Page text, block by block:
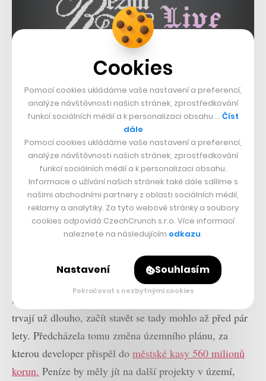
Dům bude využívat šetrné technologie, vytápět se bude
otopnými tělesy podél fasády, zatímco chlazení bude
probíhat skrze chladicí trámy. Pro osvětlení se počítá s
LED technologií, úspornost mají podpořit také trojskla.
V celé čtvrti má do budoucna bydlet a pracovat jedenáct
tisíc lidí. Hotové jsouprvní bytové domya jedna
výstavbou na Rohanu nekončí. V další etapě, blíž
centru, se počítá s pěti sty byty a třemi kancelářskými
budovami. Ačkoli plány na zástavbu pražského ostrova
trvají už dlouho, začít stavět se tady mohlo až před pár
lety. Předcházela tomu změna územního plánu, za
kterou developer přispěl do městské kasy 560 milionů
korun. Peníze by měly jít na další projekty v území,
Cookies
Pomocí cookies ukládáme vaše nastavení a preferencí,
analýze návštěvnosti našich stránek, zprostředkování
funkcí sociálních médií a k personalizaci obsahu … Číst
dále
Pomocí cookies ukládáme vaše nastavení a preferencí,
analýze návštěvnosti našich stránek, zprostředkování
funkcí sociálních médií a k personalizaci obsahu.
Informace o užívání našich stránek také dále sdílíme s
našimi obchodními partnery z oblasti sociálních médií,
reklamy a analytiky. Za tyto webové stránky a soubory
cookies odpovídá CzechCrunch s.r.o. Více informací
naleznete na následujícím odkazu.
Nastavení Souhlasím
Pokračovat s nezbytnými cookies